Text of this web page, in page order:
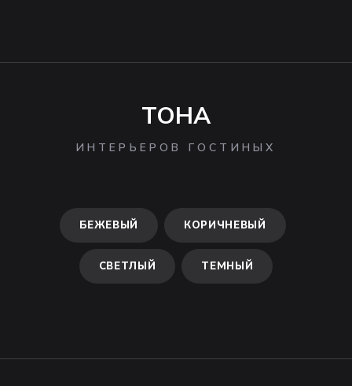
ТОНА
ИНТЕРЬЕРОВ ГОСТИНЫХ
БЕЖЕВЫЙ КОРИЧНЕВЫЙ
СВЕТЛЫЙ ТЕМНЫЙ